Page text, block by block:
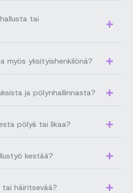
tai
myös yksityishenkilönä?
ja pölynhallinnasta?
pölyä tai likaa?
kestää?
häiritsevää?